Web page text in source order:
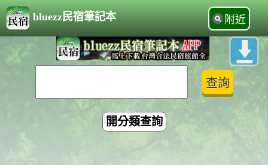
bluezz民宿筆記本 附近
開分類查詢